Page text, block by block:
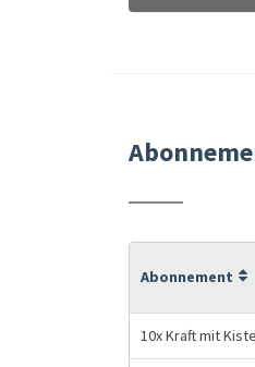
Abonnement
10x Kraft mit